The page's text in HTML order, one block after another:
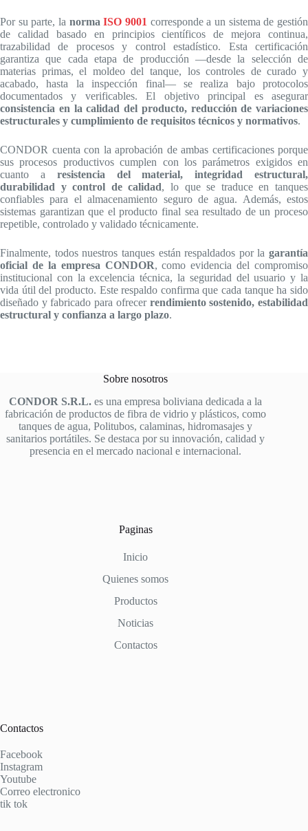
Por su parte, la norma ISO 9001 corresponde a un sistema de gestión
de calidad basado en principios científicos de mejora continua,
trazabilidad de procesos y control estadístico. Esta certificación
garantiza que cada etapa de producción —desde la selección de
materias primas, el moldeo del tanque, los controles de curado y
acabado, hasta la inspección final— se realiza bajo protocolos
documentados y verificables. El objetivo principal es asegurar
consistencia en la calidad del producto, reducción de variaciones
estructurales y cumplimiento de requisitos técnicos y normativos.
CONDOR cuenta con la aprobación de ambas certificaciones porque
sus procesos productivos cumplen con los parámetros exigidos en
cuanto a resistencia del material, integridad estructural,
durabilidad y control de calidad, lo que se traduce en tanques
confiables para el almacenamiento seguro de agua. Además, estos
sistemas garantizan que el producto final sea resultado de un proceso
repetible, controlado y validado técnicamente.
Finalmente, todos nuestros tanques están respaldados por la garantía
oficial de la empresa CONDOR, como evidencia del compromiso
institucional con la excelencia técnica, la seguridad del usuario y la
vida útil del producto. Este respaldo confirma que cada tanque ha sido
diseñado y fabricado para ofrecer rendimiento sostenido, estabilidad
estructural y confianza a largo plazo.
Sobre nosotros
CONDOR S.R.L. es una empresa boliviana dedicada a la
fabricación de productos de fibra de vidrio y plásticos, como
tanques de agua, Politubos, calaminas, hidromasajes y
sanitarios portátiles. Se destaca por su innovación, calidad y
presencia en el mercado nacional e internacional.
Paginas
Inicio
Quienes somos
Productos
Noticias
Contactos
Contactos
Facebook
Instagram
Youtube
Correo electronico
tik tok